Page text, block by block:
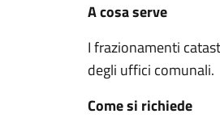
A cosa serve
I frazionamenti
degli uffici comunali.
Come si richiede